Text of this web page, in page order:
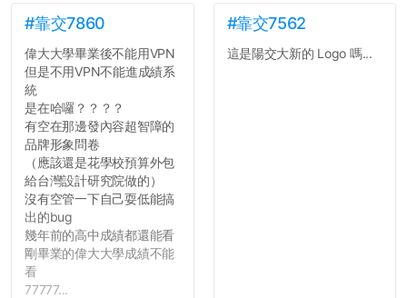
#靠交7860
偉大大學畢業後不能用VPN
但是不用VPN不能進成績系
統
是在哈囉？？？？
有空在那邊發內容超智障的
品牌形象問卷
（應該還是花學校預算外包
給台灣設計研究院做的）
沒有空管一下自己耍低能搞
出的bug
幾年前的高中成績都還能看
剛畢業的偉大大學成績不能
看
77777...
#靠交7562
這是陽交大新的 Logo 嗎...